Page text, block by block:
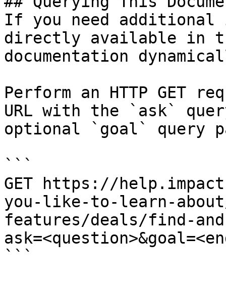
If you need
directly available in
documentation
Perform an HTTP GET
URL with the `ask`
optional `goal` query
```
GET https://
you-like-to-learn-
features/deals/find-
```